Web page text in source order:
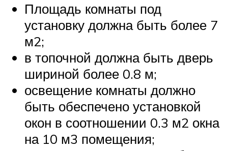
Площадь комнаты под
установку должна быть более 7
м2;
в топочной должна быть дверь
шириной более 0.8 м;
освещение комнаты должно
быть обеспечено установкой
окон в соотношении 0.3 м2 окна
на 10 м3 помещения;